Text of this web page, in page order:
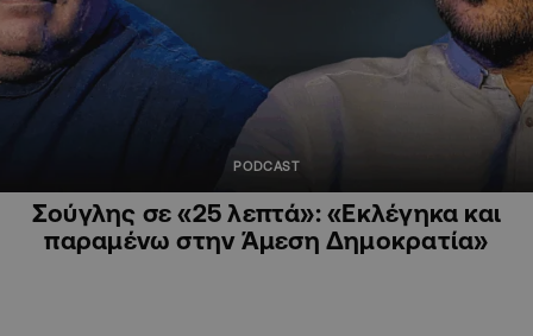
PODCAST
Σούγλης σε «25 λεπτά»: «Εκλέγηκα και
παραμένω στην Άμεση Δημοκρατία»